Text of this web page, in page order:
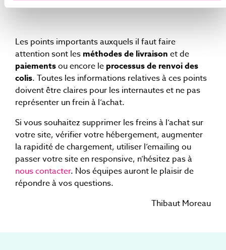
Les points importants auxquels il faut faire
attention sont les méthodes de livraison et de
paiementsou encore le processus de renvoi des
colis. Toutes les informations relatives à ces points
doivent être claires pour les internautes et ne pas
représenter un frein à l’achat.
Si vous souhaitez supprimer les freins à l’achat sur
votre site, vérifier votre hébergement, augmenter
la rapidité de chargement, utiliser l’emailing ou
passer votre site en responsive, n’hésitez pas à
nous contacter. Nos équipes auront le plaisir de
répondre à vos questions.
Thibaut Moreau